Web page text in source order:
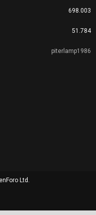
698.003
51.784
piterlamp1986
Ltd.